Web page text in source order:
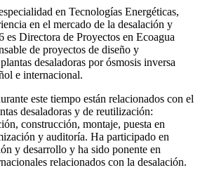
en Tecnologías Energéticas,
en el mercado de la desalación y
es Directora de Proyectos en Ecoagua
de proyectos de diseño y
desaladoras por ósmosis inversa
e internacional.
este tiempo están relacionados con el
desaladoras y de reutilización:
construcción, montaje, puesta en
y auditoría. Ha participado en
y desarrollo y ha sido ponente en
relacionados con la desalación.